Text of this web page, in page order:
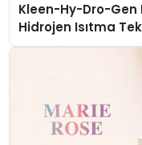
Kleen-Hy-Dro-Gen
Hidrojen Isıtma
Düzenleyici